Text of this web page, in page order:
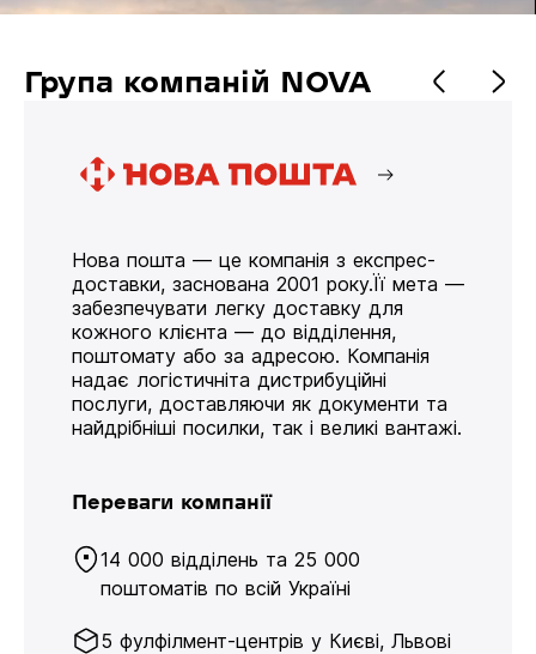
Група компаній NOVA
Нова пошта — це компанія з експрес-
доставки, заснована 2001 року.Її мета —
забезпечувати легку доставку для
кожного клієнта — до відділення,
поштомату або за адресою. Компанія
надає логістичніта дистрибуційні
послуги, доставляючи як документи та
найдрібніші посилки, так і великі вантажі.
Переваги компанії
14 000 відділень та 25 000
поштоматів по всій Україні
5 фулфілмент-центрів у Києві, Львові